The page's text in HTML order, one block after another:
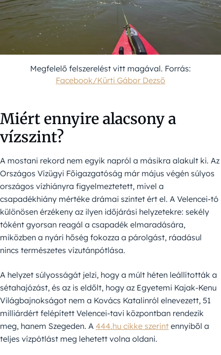
Megfelelő felszerelést vitt magával. Forrás:
Facebook/Kürti Gábor Dezső
Miért ennyire alacsony a
vízszint?
A mostani rekord nem egyik napról a másikra alakult ki. Az
Országos Vízügyi Főigazgatóság már május végén súlyos
országos vízhiányra figyelmeztetett, mivel a
csapadékhiány mértéke drámai szintet ért el. A Velencei-tó
különösen érzékeny az ilyen időjárási helyzetekre: sekély
tóként gyorsan reagál a csapadék elmaradására,
miközben a nyári hőség fokozza a párolgást, ráadásul
nincs természetes vízutánpótlása.
A helyzet súlyosságát jelzi, hogy a múlt héten leállították a
sétahajózást, és az is eldőlt, hogy az Egyetemi Kajak-Kenu
Világbajnokságot nem a Kovács Katalinról elnevezett, 51
milliárdért felépített Velencei-tavi központban rendezik
meg, hanem Szegeden. A 444.hu cikke szerint ennyiből a
teljes vízpótlást meg lehetett volna oldani.